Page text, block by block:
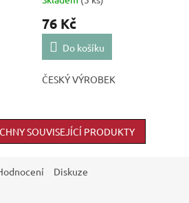
76 Kč
Do košíku
ČESKÝ VÝROBEK
SOUVISEJÍCÍ PRODUKTY
Diskuze